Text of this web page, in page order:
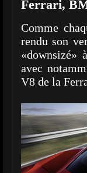
Ferrari,
Comme
rendu son
«downsizé»
avec
V8 de la